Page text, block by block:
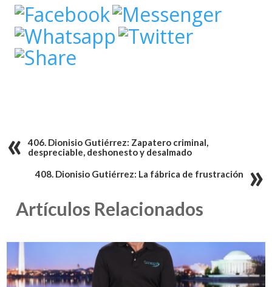
406. Dionisio Gutiérrez: Zapatero criminal,
despreciable, deshonesto y desalmado
408. Dionisio Gutiérrez: La fábrica de frustración
Artículos Relacionados